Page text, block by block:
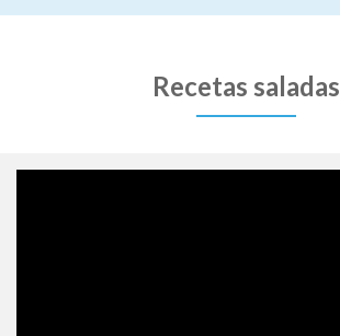
Recetas saladas